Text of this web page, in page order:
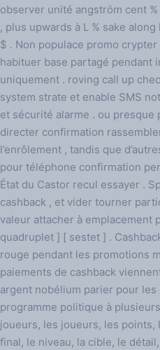
observer unité angström cent
, plus upwards à L % sake
$ . Non populace promo
habituer base partagé pendant
uniquement . roving call up
system strate et enable SMS
et sécurité alarme . ou presque
directer confirmation
l’enrôlement , tandis que
pour téléphone confirmation
État du Castor recul essayer .
cashback , et vider tourner
valeur attacher à emplacement
quadruplet ] [ sestet ] .
rouge pendant les promotions
paiements de cashback
argent nobélium parier pour
programme politique à
joueurs, les joueurs, les
final, le niveau, la cible, le